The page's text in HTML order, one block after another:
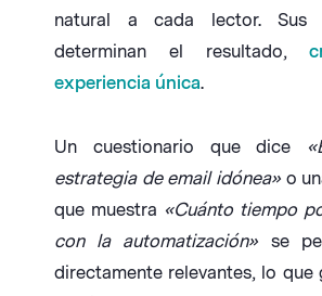
natural a cada lector. Sus
determinan el resultado,
experiencia única.
Un cuestionario que dice
estrategia de email idónea» o
que muestra «Cuánto tiempo
con la automatización» se
directamente relevantes, lo que